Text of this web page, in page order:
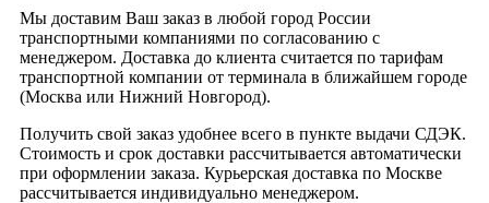
Мы доставим Ваш заказ в любой город России
транспортными компаниями по согласованию с
менеджером. Доставка до клиента считается по тарифам
транспортной компании от терминала в ближайшем городе
(Москва или Нижний Новгород).
Получить свой заказ удобнее всего в пункте выдачи СДЭК.
Стоимость и срок доставки рассчитывается автоматически
при оформлении заказа. Курьерская доставка по Москве
рассчитывается индивидуально менеджером.